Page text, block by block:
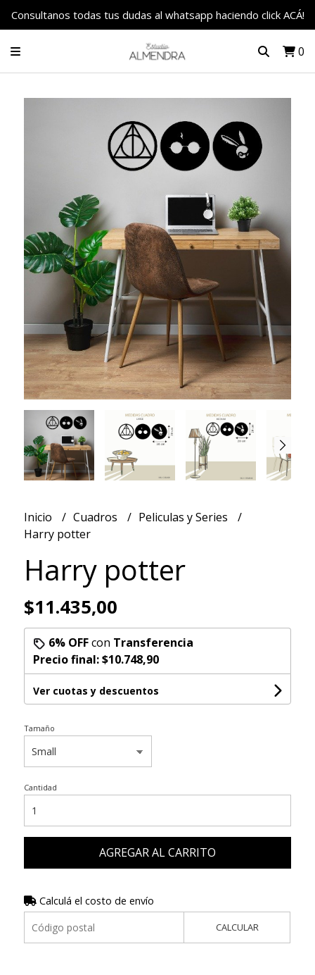
Consultanos todas tus dudas al whatsapp haciendo click ACÁ!
0
Inicio Cuadros
Peliculas y Series
Harry potter
Harry potter
$11.435,00
6% OFFcon Transferencia
Precio final:$10.748,90
Ver cuotas y descuentos
Tamaño
Cantidad
AGREGAR AL CARRITO
Calculá el costo de envío
CALCULAR